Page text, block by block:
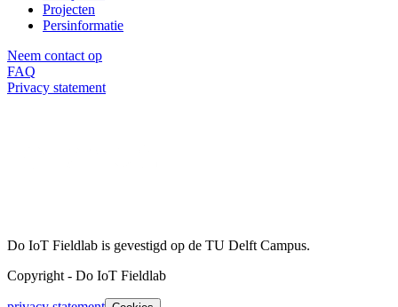
Projecten
Persinformatie
Neem contact op
FAQ
Privacy statement
Do IoT Fieldlab is gevestigd op de TU Delft Campus.
Copyright - Do IoT Fieldlab